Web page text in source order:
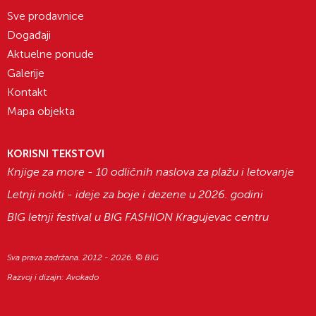
Naše prijatno osoblje će vam rado pomoći!
Sve prodavnice
Događaji
Aktuelne ponude
Galerije
Kontakt
Mapa objekta
KORISNI TEKSTOVI
Knjige za more - 10 odličnih naslova za plažu i letovanje
Letnji nokti - ideje za boje i dezene u 2026. godini
BIG letnji festival u BIG FASHION Kragujevac centru
Sva prava zadržana. 2012 - 2026. © BIG
Razvoj i dizajn:Avokado